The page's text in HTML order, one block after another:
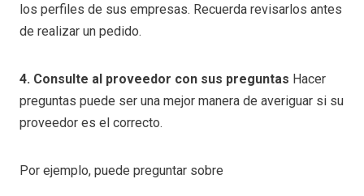
los perfiles de sus empresas. Recuerda revisarlos antes
de realizar un pedido.
4. Consulte al proveedor con sus preguntas Hacer
preguntas puede ser una mejor manera de averiguar si su
proveedor es el correcto.
Por ejemplo, puede preguntar sobre